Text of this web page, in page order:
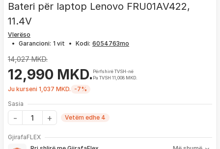
Bateri për laptop Lenovo FRU01AV422,
11.4V
Vlerëso
• Garancioni: 1 vit • Kodi:
14,027 MKD.
12,990 MKD.Përfshirë TVSH-në
Pa TVSH 11,008 MKD.
Ju kurseni 1,037 MKD. -7%
Sasia
Vetëm edhe 4
GjirafaFLEX
-Prioritet